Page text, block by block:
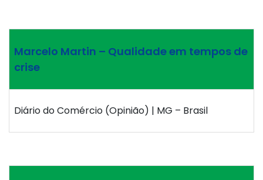
Marcelo Martin – Qualidade em tempos de
crise
Diário do Comércio (Opinião) | MG – Brasil